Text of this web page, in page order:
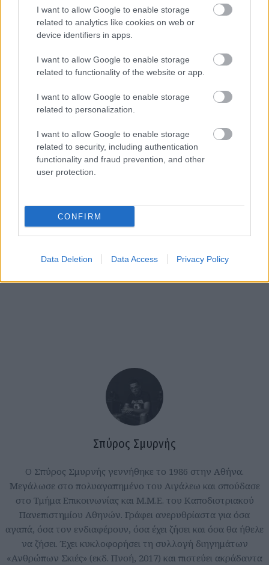
I want to allow Google to enable storage
related to analytics like cookies on web or
device identifiers in apps.
I want to allow Google to enable storage
related to functionality of the website or app.
I want to allow Google to enable storage
related to personalization.
I want to allow Google to enable storage
related to security, including authentication
functionality and fraud prevention, and other
user protection.
CONFIRM
Data Deletion Data Access Privacy Policy
Σπύρος Σμυρνής
Ο Σπύρος Σμυρνής γεννήθηκε το 1986 στην Αθήνα.
Μεγάλωσε στο πολυαγαπημένο του Αιγάλεω και σπούδασε
στο Τμήμα Επικοινωνίας και Μ.Μ.Ε. του Καποδιστριακού
Πανεπιστημίου Αθηνών. Γράφει ανερυθρίαστα για όσα
αγαπά, όσα τον ενδιαφέρουν, όσα έχει ζήσει και όσα θα ήθελε
να ζήσει. Έχει κυκλοφορήσει τη συλλογή διηγημάτων
«Ανθρώπων Σκιές» (εκδ. Πνοή, 2017) και πιστεύει ακράδαντα